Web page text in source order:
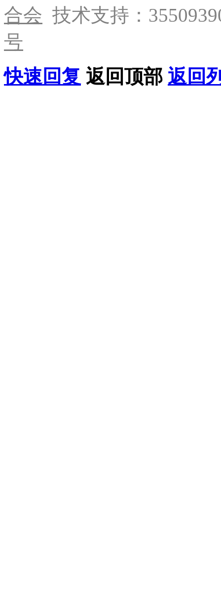
合会 技术支持：
号
快速回复 返回顶部 返回